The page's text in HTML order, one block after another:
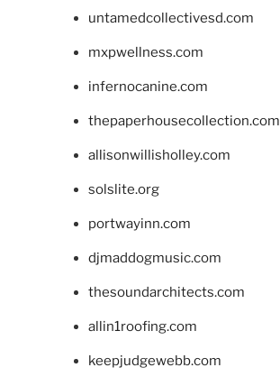
untamedcollectivesd.com
mxpwellness.com
infernocanine.com
thepaperhousecollection.com
allisonwillisholley.com
solslite.org
portwayinn.com
djmaddogmusic.com
thesoundarchitects.com
allin1roofing.com
keepjudgewebb.com